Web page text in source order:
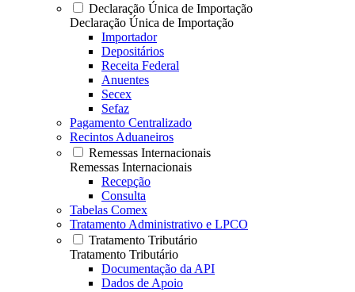
Declaração Única de Importação
Declaração Única de Importação
Importador
Depositários
Receita Federal
Anuentes
Secex
Sefaz
Pagamento Centralizado
Recintos Aduaneiros
Remessas Internacionais
Remessas Internacionais
Recepção
Consulta
Tabelas Comex
Tratamento Administrativo e LPCO
Tratamento Tributário
Tratamento Tributário
Documentação da API
Dados de Apoio